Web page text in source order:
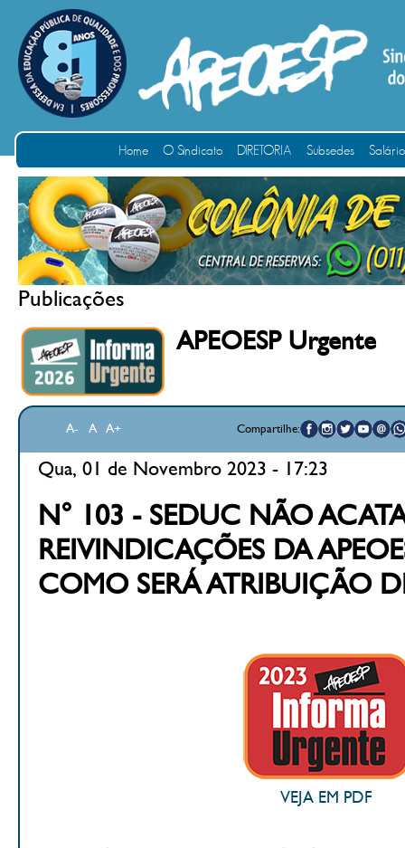
Home O Sindicato DIRETORIA Subsedes
Publicações
APEOESP Urgente
A- A A+ Compartilhe:
Qua, 01 de Novembro 2023 - 17:23
N° 103 - SEDUC NÃO
REIVINDICAÇÕES DA
COMO SERÁ ATRIBUIÇÃO
VEJA EM PDF